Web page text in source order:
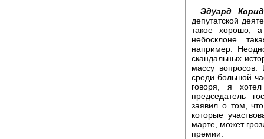
Эдуард
депутатской
такое хорошо,
небосклоне
например.
скандальных
массу
среди большой
говоря, я
председатель
заявил о том,
которые
марте, может
премии.